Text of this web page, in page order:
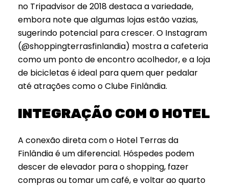
no Tripadvisor de 2018 destaca a variedade,
embora note que algumas lojas estão vazias,
sugerindo potencial para crescer. O Instagram
(@shoppingterrasfinlandia) mostra a cafeteria
como um ponto de encontro acolhedor, e a loja
de bicicletas é ideal para quem quer pedalar
até atrações como o Clube Finlândia.
INTEGRAÇÃO COM O HOTEL
A conexão direta com o Hotel Terras da
Finlândia é um diferencial. Hóspedes podem
descer de elevador para o shopping, fazer
compras ou tomar um café, e voltar ao quarto